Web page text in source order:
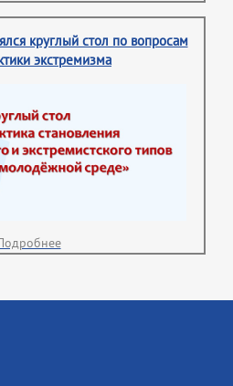
круглый стол по вопросам
экстремизма